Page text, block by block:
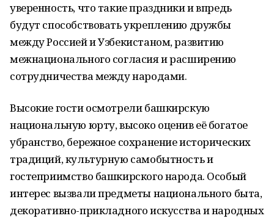
уверенность, что такие праздники и впредь
будут способствовать укреплению дружбы
между Россией и Узбекистаном, развитию
межнационального согласия и расширению
сотрудничества между народами.
Высокие гости осмотрели башкирскую
национальную юрту, высоко оценив её богатое
убранство, бережное сохранение исторических
традиций, культурную самобытность и
гостеприимство башкирского народа. Особый
интерес вызвали предметы национального быта,
декоративно-прикладного искусства и народных